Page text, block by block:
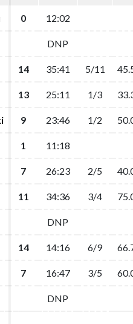
0 12:02
DNP
14 35:41 5/11
13 25:11 1/3
9 23:46 1/2
1 11:18
7 26:23 2/5
11 34:36 3/4
DNP
14 14:16 6/9
7 16:47 3/5
DNP
0 12:02
DNP
14 35:41 5/11
13 25:11 1/3
9 23:46 1/2
1 11:18
7 26:23 2/5
11 34:36 3/4
DNP
14 14:16 6/9
7 16:47 3/5
DNP